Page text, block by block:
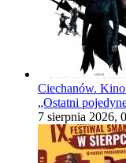
Ciechanów.
„Ostatni
7 sierpnia 2026,